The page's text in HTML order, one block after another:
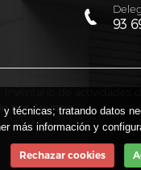
93
por Anunzia
técnicas; tratando datos
más información y
Rechazar cookies